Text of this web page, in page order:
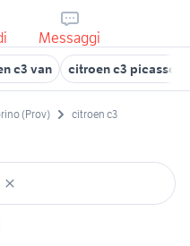
Messaggi
c3 van citroen c3 picasso
(Prov) citroen c3